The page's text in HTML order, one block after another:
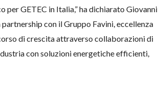
per GETEC in Italia,” ha dichiarato Giovanni
con il Gruppo Favini, eccellenza
di crescita attraverso collaborazioni di
con soluzioni energetiche efficienti,